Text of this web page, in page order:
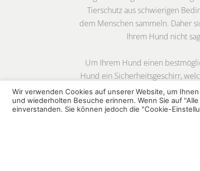
Tierschutz aus schwierigen
dem Menschen sammeln. Daher
Ihrem Hund nicht
Um Ihrem Hund einen
Hund ein Sicherheitsgeschirr,
Sie Ihren Hund mithilfe
Wir verwenden Cookies auf unserer Website, um
und wiederholten Besuche erinnern. Wenn Sie auf
einverstanden. Sie können jedoch die "Cookie-